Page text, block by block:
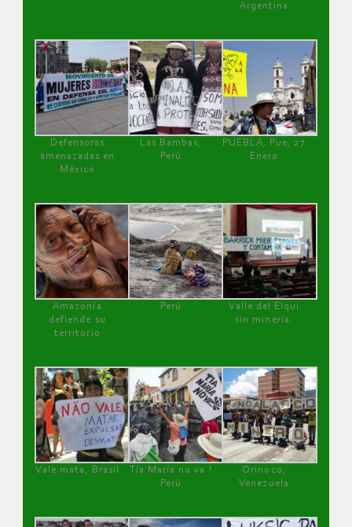
Argentina
Defensoras
amenazadas en
México
Las Bambas,
Perú
PUEBLA, Pue, 27
Enero
Amazonía
defiende su
territorio
Perú
Valle del Elqui
sin minería.
Vale mata, Brasil
Tía María no va !
Perú
Orinoco,
Venezuela